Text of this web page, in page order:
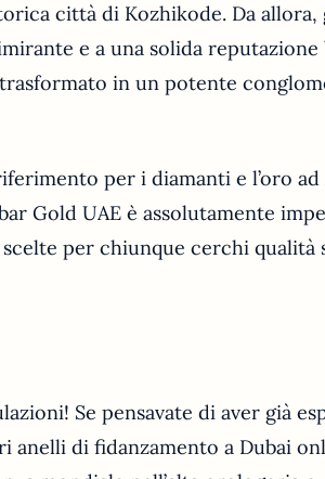
città di Kozhikode. Da allora,
e a una solida reputazione
in un potente
per i diamanti e l’oro ad
Gold UAE è assolutamente
per chiunque cerchi qualità
Se pensavate di aver già
anelli di fidanzamento a Dubai